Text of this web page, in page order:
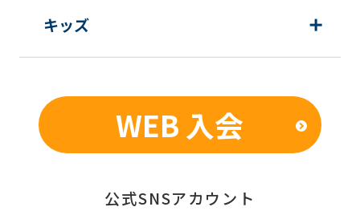
キッズ
WEB 入会
公式SNSアカウント